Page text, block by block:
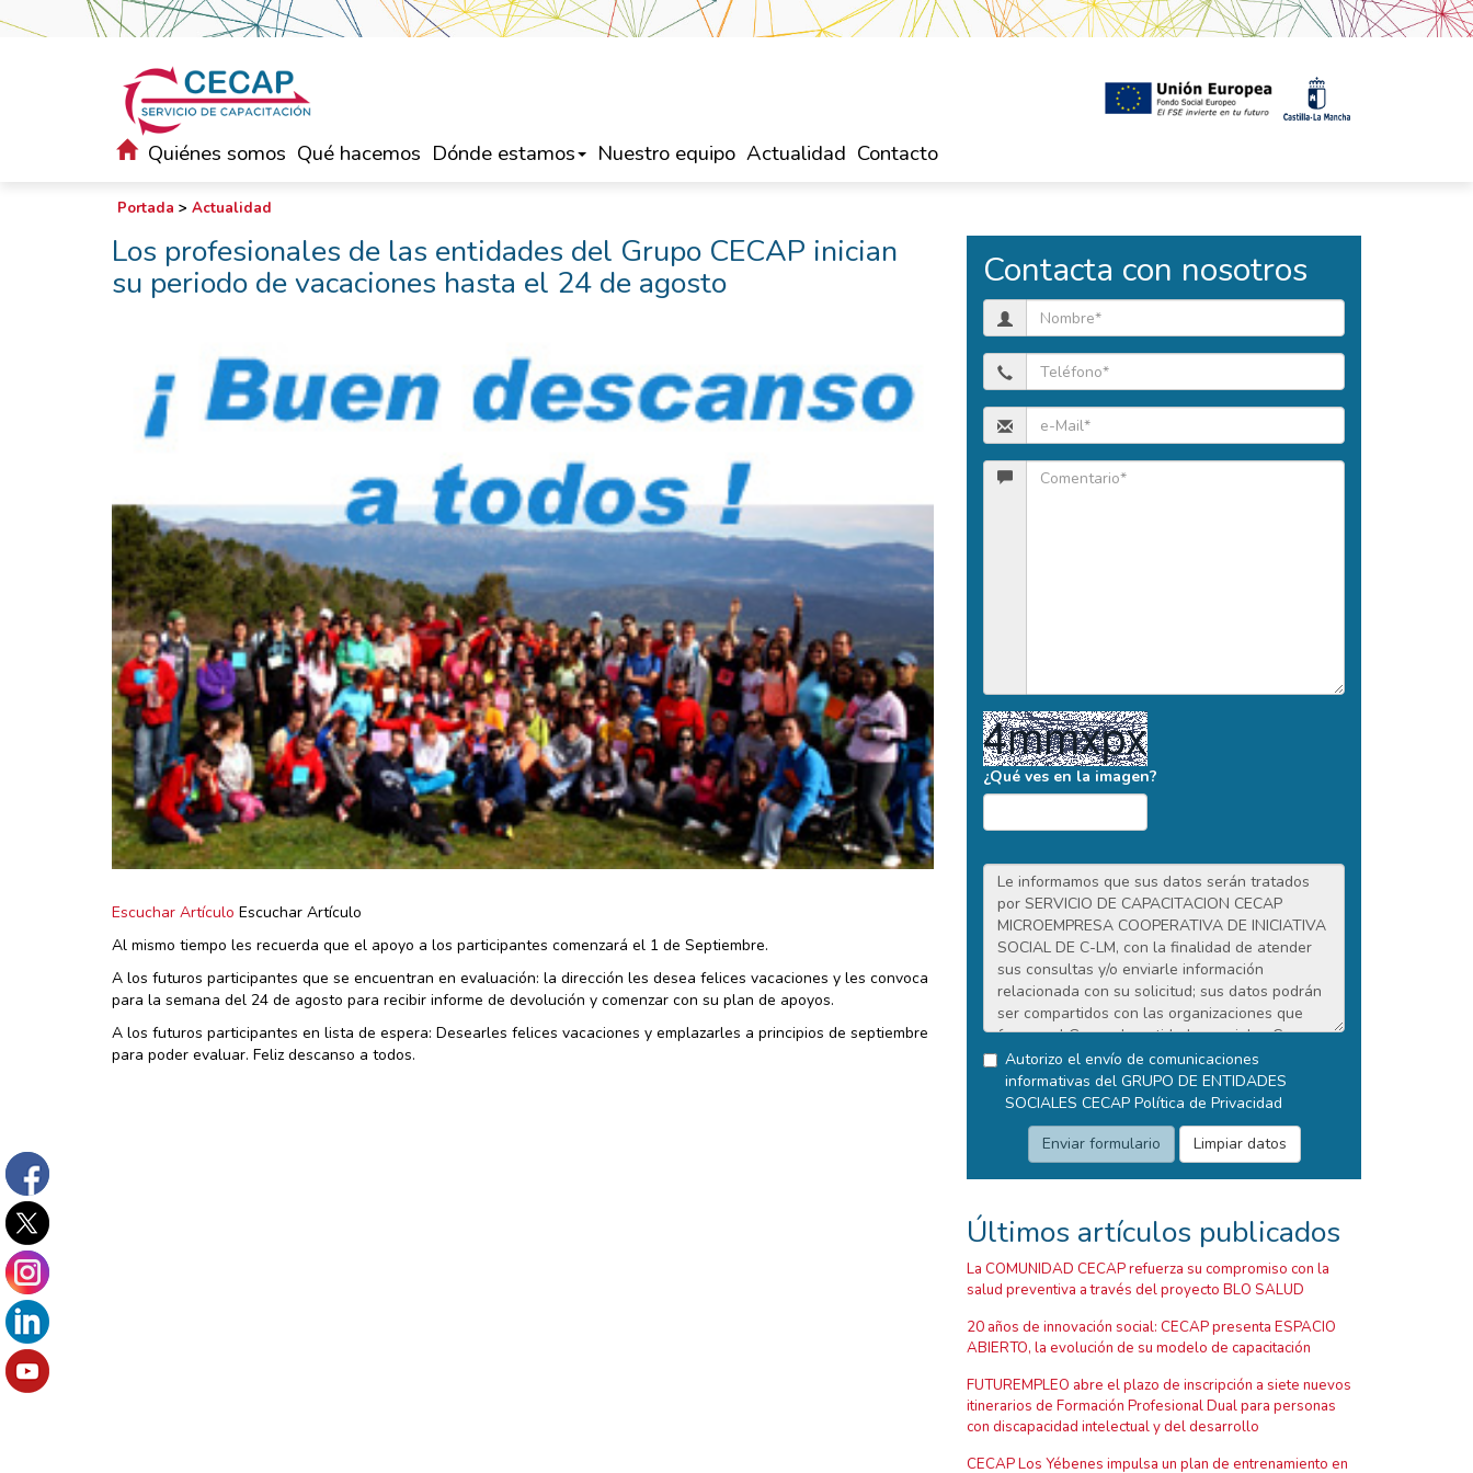
Quiénes somos Qué hacemos Dónde estamos Nuestro equipo Actualidad Contacto
Portada > Actualidad
Los profesionales de las entidades del Grupo CECAP inician
su periodo de vacaciones hasta el 24 de agosto
Escuchar Artículo Escuchar Artículo
Al mismo tiempo les recuerda que el apoyo a los participantes comenzará el 1 de Septiembre.
A los futuros participantes que se encuentran en evaluación: la dirección les desea felices vacaciones y les convoca
para la semana del 24 de agosto para recibir informe de devolución y comenzar con su plan de apoyos.
A los futuros participantes en lista de espera: Desearles felices vacaciones y emplazarles a principios de septiembre
para poder evaluar. Feliz descanso a todos.
Contacta con nosotros
¿Qué ves en la imagen?
Autorizo el envío de comunicaciones
informativas del GRUPO DE ENTIDADES
SOCIALES CECAP Política de Privacidad
Últimos artículos publicados
La COMUNIDAD CECAP refuerza su compromiso con la
salud preventiva a través del proyecto BLO SALUD
20 años de innovación social: CECAP presenta ESPACIO
ABIERTO, la evolución de su modelo de capacitación
FUTUREMPLEO abre el plazo de inscripción a siete nuevos
itinerarios de Formación Profesional Dual para personas
con discapacidad intelectual y del desarrollo
CECAP Los Yébenes impulsa un plan de entrenamiento en